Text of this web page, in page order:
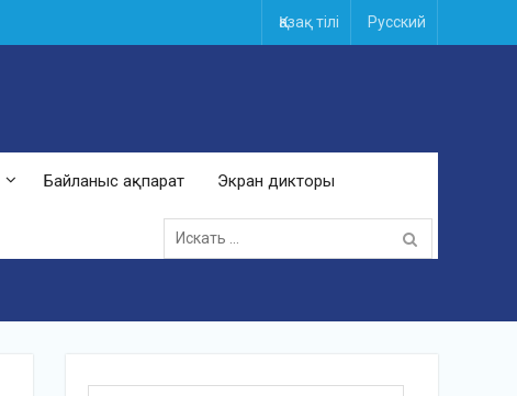
Қазақ тілі Русский
Байланыс ақпарат Экран дикторы
Поиск
для:
Поиск